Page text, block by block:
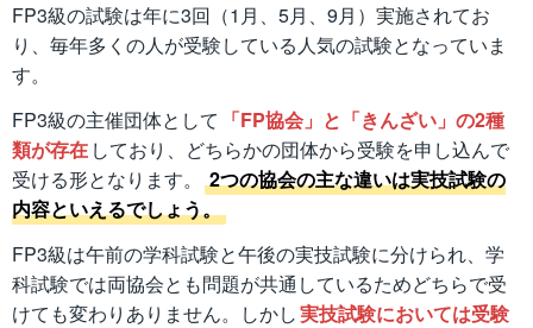
FP3級の試験は年に3回（1月、5月、9月）実施されてお
り、毎年多くの人が受験している人気の試験となっていま
す。
FP3級の主催団体として 「FP協会」と「きんざい」の2種
類が存在 しており、どちらかの団体から受験を申し込んで
受ける形となります。
2つの協会の主な違いは実技試験の
内容といえるでしょう。
FP3級は午前の学科試験と午後の実技試験に分けられ、学
科試験では両協会とも問題が共通しているためどちらで受
けても変わりありません。しかし実技試験においては受験